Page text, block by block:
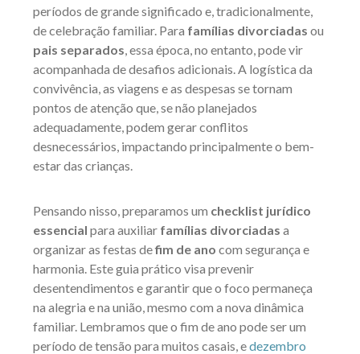
períodos de grande significado e, tradicionalmente,
de celebração familiar. Para famílias divorciadas ou
pais separados , essa época, no entanto, pode vir
acompanhada de desafios adicionais. A logística da
convivência, as viagens e as despesas se tornam
pontos de atenção que, se não planejados
adequadamente, podem gerar conflitos
desnecessários, impactando principalmente o bem-
estar das crianças.
Pensando nisso, preparamos um checklist jurídico
essencial para auxiliar famílias divorciadas a
organizar as festas defim de ano com segurança e
harmonia. Este guia prático visa prevenir
desentendimentos e garantir que o foco permaneça
na alegria e na união, mesmo com a nova dinâmica
familiar. Lembramos que o fim de ano pode ser um
período de tensão para muitos casais, edezembro